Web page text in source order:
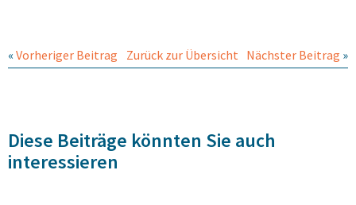
« Vorheriger Beitrag Zurück zur Übersicht Nächster Beitrag »
Diese Beiträge könnten Sie auch
interessieren